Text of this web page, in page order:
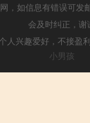
，如信息有错误可发
会及时纠正，谢
人兴趣爱好，不接盈
小男孩